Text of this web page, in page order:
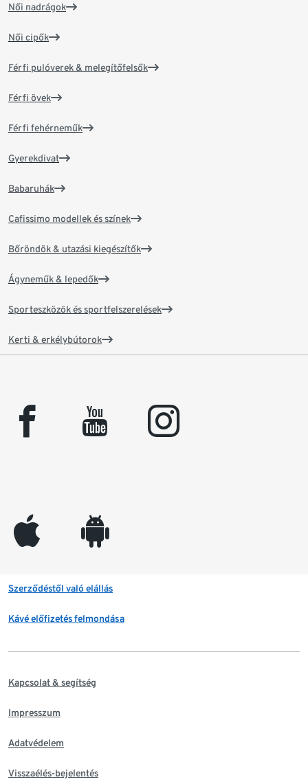
Női nadrágok
Női cipők
Férfi pulóverek & melegítőfelsők
Férfi övek
Férfi fehérneműk
Gyerekdivat
Babaruhák
Cafissimo modellek és színek
Bőröndök & utazási kiegészítők
Ágyneműk & lepedők
Sporteszközök és sportfelszerelések
Kerti & erkélybútorok
facebook youtube instagram
appleinc android
Szerződéstől való elállás
Kávé előfizetés felmondása
Kapcsolat & segítség
Impresszum
Adatvédelem
Visszaélés-bejelentés